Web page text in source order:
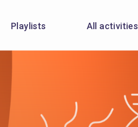
Playlists All activities